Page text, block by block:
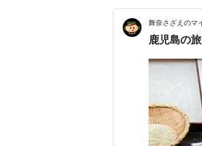
舞奈さざえのマ
鹿児島の